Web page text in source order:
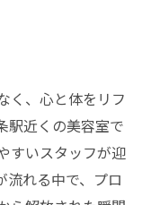
く、心と体をリフ
駅近くの美容室で
すいスタッフが迎
流れる中で、プロ